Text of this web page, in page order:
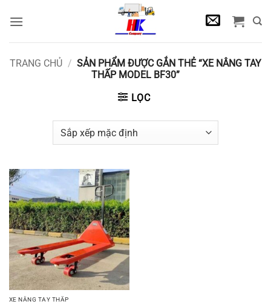
qua
TRANG CHỦ / SẢN PHẨM ĐƯỢC GẮN THẺ “XE NÂNG TAY
THẤP MODEL BF30”
LỌC
XE NÂNG TAY THẤP